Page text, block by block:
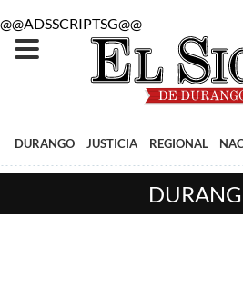
@@ADSSCRIPTSG@@
DURANGO JUSTICIA REGIONAL